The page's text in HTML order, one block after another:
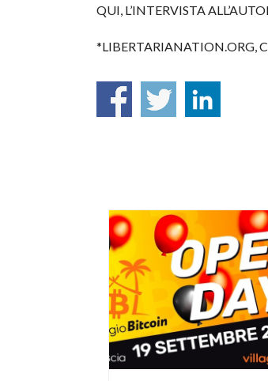
QUI, L’INTERVISTA
*LIBERTARIANATION.ORG,